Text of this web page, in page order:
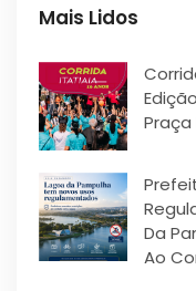
Mais Lidos
Praça
Da
Ao